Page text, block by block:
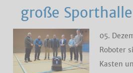
große Sporthalle
05.
Roboter
Kasten